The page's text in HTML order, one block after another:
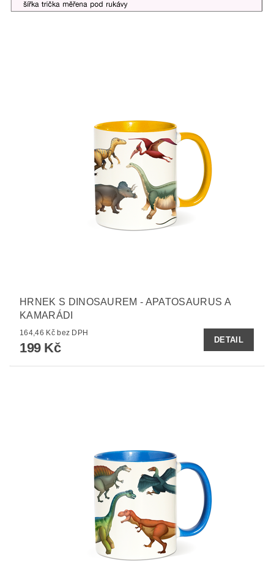
HRNEK S DINOSAUREM - APATOSAURUS A
KAMARÁDI
164,46 Kč bez DPH
199 Kč
DETAIL